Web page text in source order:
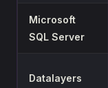
Microsoft
SQL Server
Datalayers